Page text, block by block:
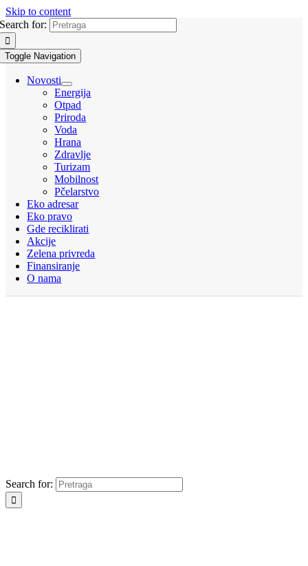
Skip to content
Search for:
Toggle Navigation
Novosti
Energija
Otpad
Priroda
Voda
Hrana
Zdravlje
Turizam
Mobilnost
Pčelarstvo
Eko adresar
Eko pravo
Gde reciklirati
Akcije
Zelena privreda
Finansiranje
O nama
Search for: